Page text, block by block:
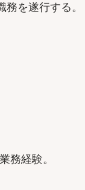
を遂行する。
務経験。